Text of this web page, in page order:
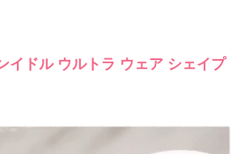
イドル ウルトラ ウェア シェイプ